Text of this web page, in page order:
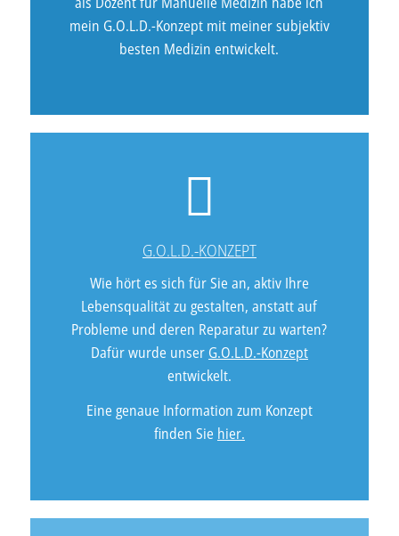
mein G.O.L.D.-Konzept mit meiner subjektiv
besten Medizin entwickelt.
G.O.L.D.-KONZEPT
Wie hört es sich für Sie an, aktiv Ihre
Lebensqualität zu gestalten, anstatt auf
Probleme und deren Reparatur zu warten?
Dafür wurde unser G.O.L.D.-Konzept
entwickelt.
Eine genaue Information zum Konzept
finden Sie hier.